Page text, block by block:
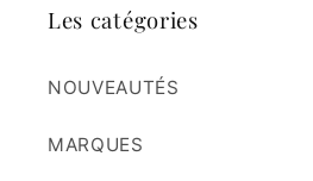
Les catégories
NOUVEAUTÉS
MARQUES